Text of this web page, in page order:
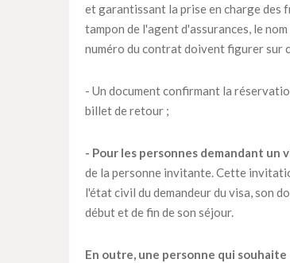
et garantissant la prise en charge des
tampon de l'agent d'assurances, le
numéro du contrat doivent figurer sur
- Un document confirmant la
billet de retour ;
- Pour les personnes demandant un
de la personne invitante. Cette
l'état civil du demandeur du visa, son
début et de fin de son séjour.
En outre, une personne qui